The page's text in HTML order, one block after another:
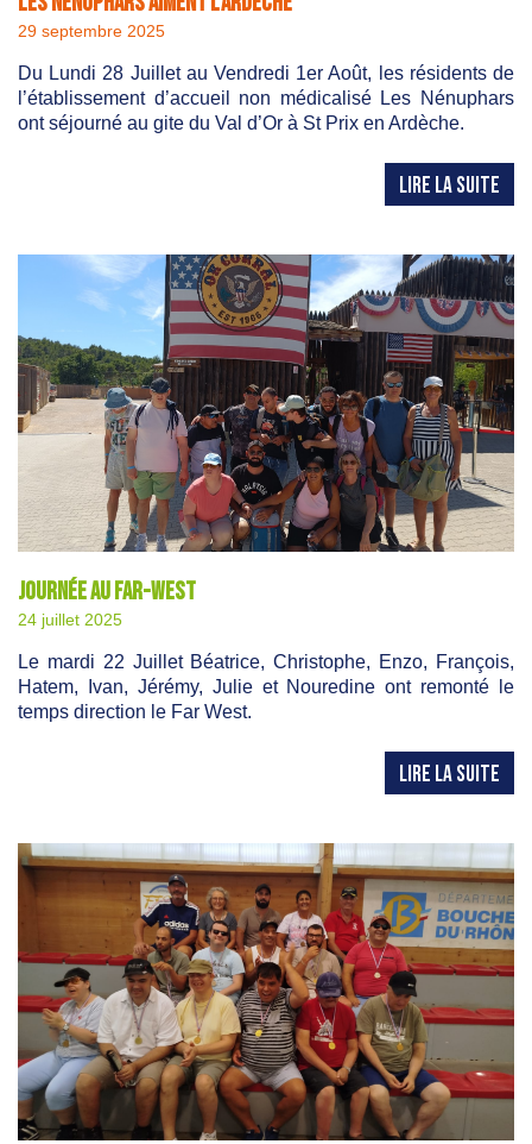
29 septembre 2025
Du Lundi 28 Juillet au Vendredi 1er Août, les résidents de
l’établissement d’accueil non médicalisé Les Nénuphars
ont séjourné au gite du Val d’Or à St Prix en Ardèche.
LIRE LA SUITE
Journée au Far-West
24 juillet 2025
Le mardi 22 Juillet Béatrice, Christophe, Enzo, François,
Hatem, Ivan, Jérémy, Julie et Nouredine ont remonté le
temps direction le Far West.
LIRE LA SUITE